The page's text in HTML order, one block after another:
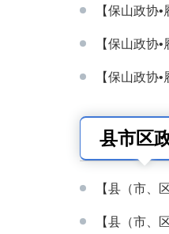
【保山政协
【保山政协
【保山政协
县市区
【县（市、
【县（市、